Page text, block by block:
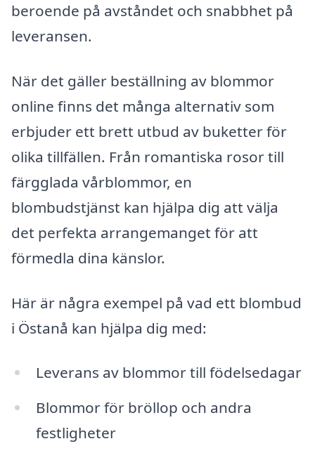
beroende på avståndet och snabbhet på
leveransen.
När det gäller beställning av blommor
online finns det många alternativ som
erbjuder ett brett utbud av buketter för
olika tillfällen. Från romantiska rosor till
färgglada vårblommor, en
blombudstjänst kan hjälpa dig att välja
det perfekta arrangemanget för att
förmedla dina känslor.
Här är några exempel på vad ett blombud
i Östanå kan hjälpa dig med:
Leverans av blommor till födelsedagar
Blommor för bröllop och andra
festligheter